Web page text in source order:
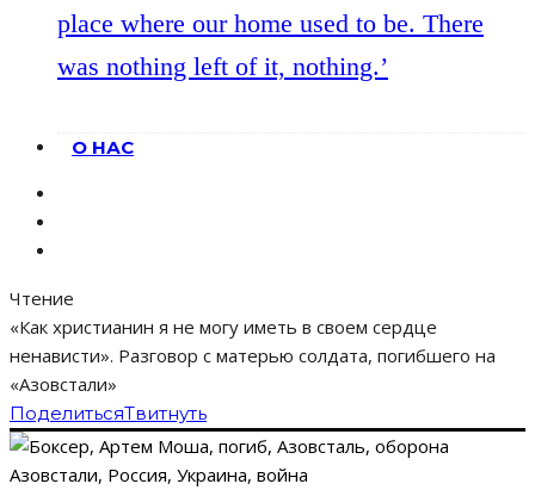
place where our home used to be. There
was nothing left of it, nothing.’
О НАС
Чтение
«Как христианин я не могу иметь в своем сердце
ненависти». Разговор с матерью солдата, погибшего на
«Азовстали»
ПоделитьсяТвитнуть